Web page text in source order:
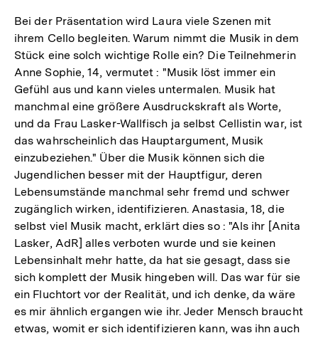
Bei der Präsentation wird Laura viele Szenen mit
ihrem Cello begleiten. Warum nimmt die Musik in dem
Stück eine solch wichtige Rolle ein? Die Teilnehmerin
Anne Sophie, 14, vermutet : "Musik löst immer ein
Gefühl aus und kann vieles untermalen. Musik hat
manchmal eine größere Ausdruckskraft als Worte,
und da Frau Lasker-Wallfisch ja selbst Cellistin war, ist
das wahrscheinlich das Hauptargument, Musik
einzubeziehen." Über die Musik können sich die
Jugendlichen besser mit der Hauptfigur, deren
Lebensumstände manchmal sehr fremd und schwer
zugänglich wirken, identifizieren. Anastasia, 18, die
selbst viel Musik macht, erklärt dies so : "Als ihr [Anita
Lasker, AdR] alles verboten wurde und sie keinen
Lebensinhalt mehr hatte, da hat sie gesagt, dass sie
sich komplett der Musik hingeben will. Das war für sie
ein Fluchtort vor der Realität, und ich denke, da wäre
es mir ähnlich ergangen wie ihr. Jeder Mensch braucht
etwas, womit er sich identifizieren kann, was ihn auch